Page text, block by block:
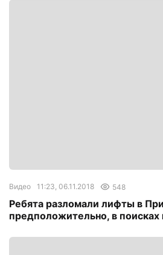
Видео 11:23, 06.11.2018 548
Ребята разломали лифты в
предположительно, в поисках